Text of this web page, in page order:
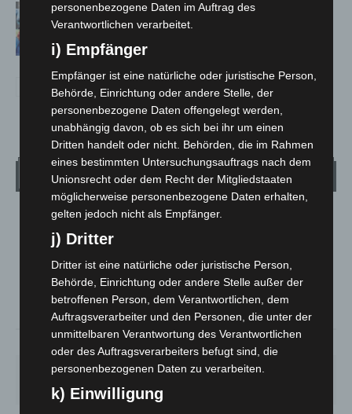
Maker Faire Hannover 2026 bringt
Technik-Wissen auf die Bühne
Wetter
LANGENHAGEN
Mäßig Bewölkt
22.9°C 24.1°
22.8 °
5.4m/s
DO.
28°
FR.
25°
SA. SO.
personenbezogene Daten im Auftrag des
Verantwortlichen verarbeitet.
i) Empfänger
Empfänger ist eine natürliche oder juristische Person,
Behörde, Einrichtung oder andere Stelle, der
personenbezogene Daten offengelegt werden,
unabhängig davon, ob es sich bei ihr um einen
Dritten handelt oder nicht. Behörden, die im Rahmen
eines bestimmten Untersuchungsauftrags nach dem
Unionsrecht oder dem Recht der Mitgliedstaaten
möglicherweise personenbezogene Daten erhalten,
gelten jedoch nicht als Empfänger.
j) Dritter
Dritter ist eine natürliche oder juristische Person,
Behörde, Einrichtung oder andere Stelle außer der
betroffenen Person, dem Verantwortlichen, dem
Auftragsverarbeiter und den Personen, die unter der
unmittelbaren Verantwortung des Verantwortlichen
oder des Auftragsverarbeiters befugt sind, die
personenbezogenen Daten zu verarbeiten.
k) Einwilligung